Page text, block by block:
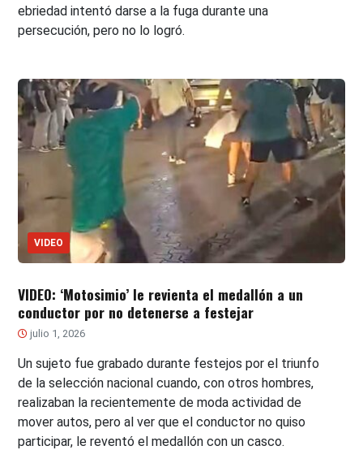
ebriedad intentó darse a la fuga durante una
persecución, pero no lo logró.
VIDEO
VIDEO: ‘Motosimio’ le revienta el medallón a un
conductor por no detenerse a festejar
julio 1, 2026
Un sujeto fue grabado durante festejos por el triunfo
de la selección nacional cuando, con otros hombres,
realizaban la recientemente de moda actividad de
mover autos, pero al ver que el conductor no quiso
participar, le reventó el medallón con un casco.